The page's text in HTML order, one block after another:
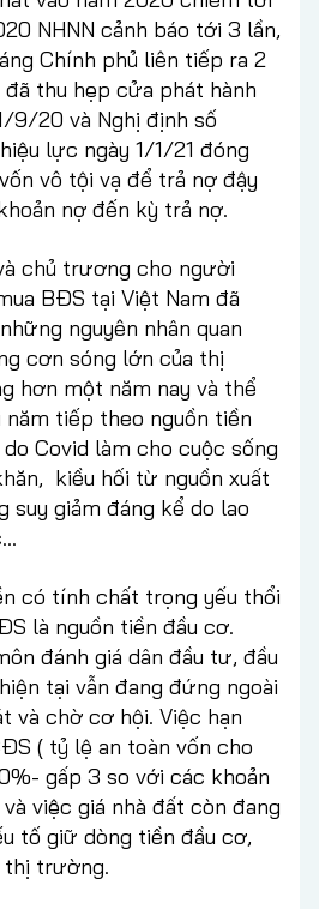
NHNN cảnh báo tới 3 lần,
Chính phủ liên tiếp ra 2
thu hẹp cửa phát hành
9/20 và Nghị định số
lực ngày 1/1/21 đóng
vô tội vạ để trả nợ đậy
nợ đến kỳ trả nợ.
trương cho người
BĐS tại Việt Nam đã
nguyên nhân quan
cơn sóng lớn của thị
hơn một năm nay và thể
tiếp theo nguồn tiền
Covid làm cho cuộc sống
kiều hối từ nguồn xuất
suy giảm đáng kể do lao
tính chất trọng yếu thổi
là nguồn tiền đầu cơ.
đánh giá dân đầu tư, đầu
tại vẫn đang đứng ngoài
và chờ cơ hội. Việc hạn
( tỷ lệ an toàn vốn cho
gấp 3 so với các khoản
việc giá nhà đất còn đang
tố giữ dòng tiền đầu cơ,
thị trường.